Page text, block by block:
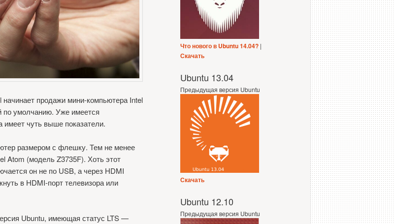
начинает продажи мини-компьютера Intel
по умолчанию. Уже имеется
имеет чуть выше показатели.
размером с флешку. Тем не менее
Atom (модель Z3735F). Хоть этот
он не по USB, а через HDMI
в HDMI-порт телевизора или
Ubuntu, имеющая статус LTS —
Что нового в Ubuntu 14.04? |
Скачать
Ubuntu 13.04
Предыдущая версия Ubuntu
Скачать
Ubuntu 12.10
Предыдущая версия Ubuntu